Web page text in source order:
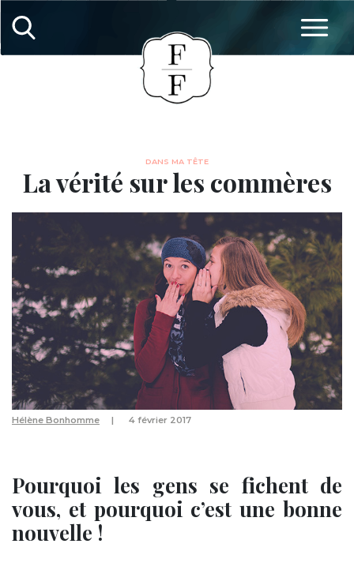
DANS MA TÊTE
La vérité sur les commères
Hélène Bonhomme 4 février 2017
Pourquoi les gens se fichent de
vous, et pourquoi c’est une bonne
nouvelle !